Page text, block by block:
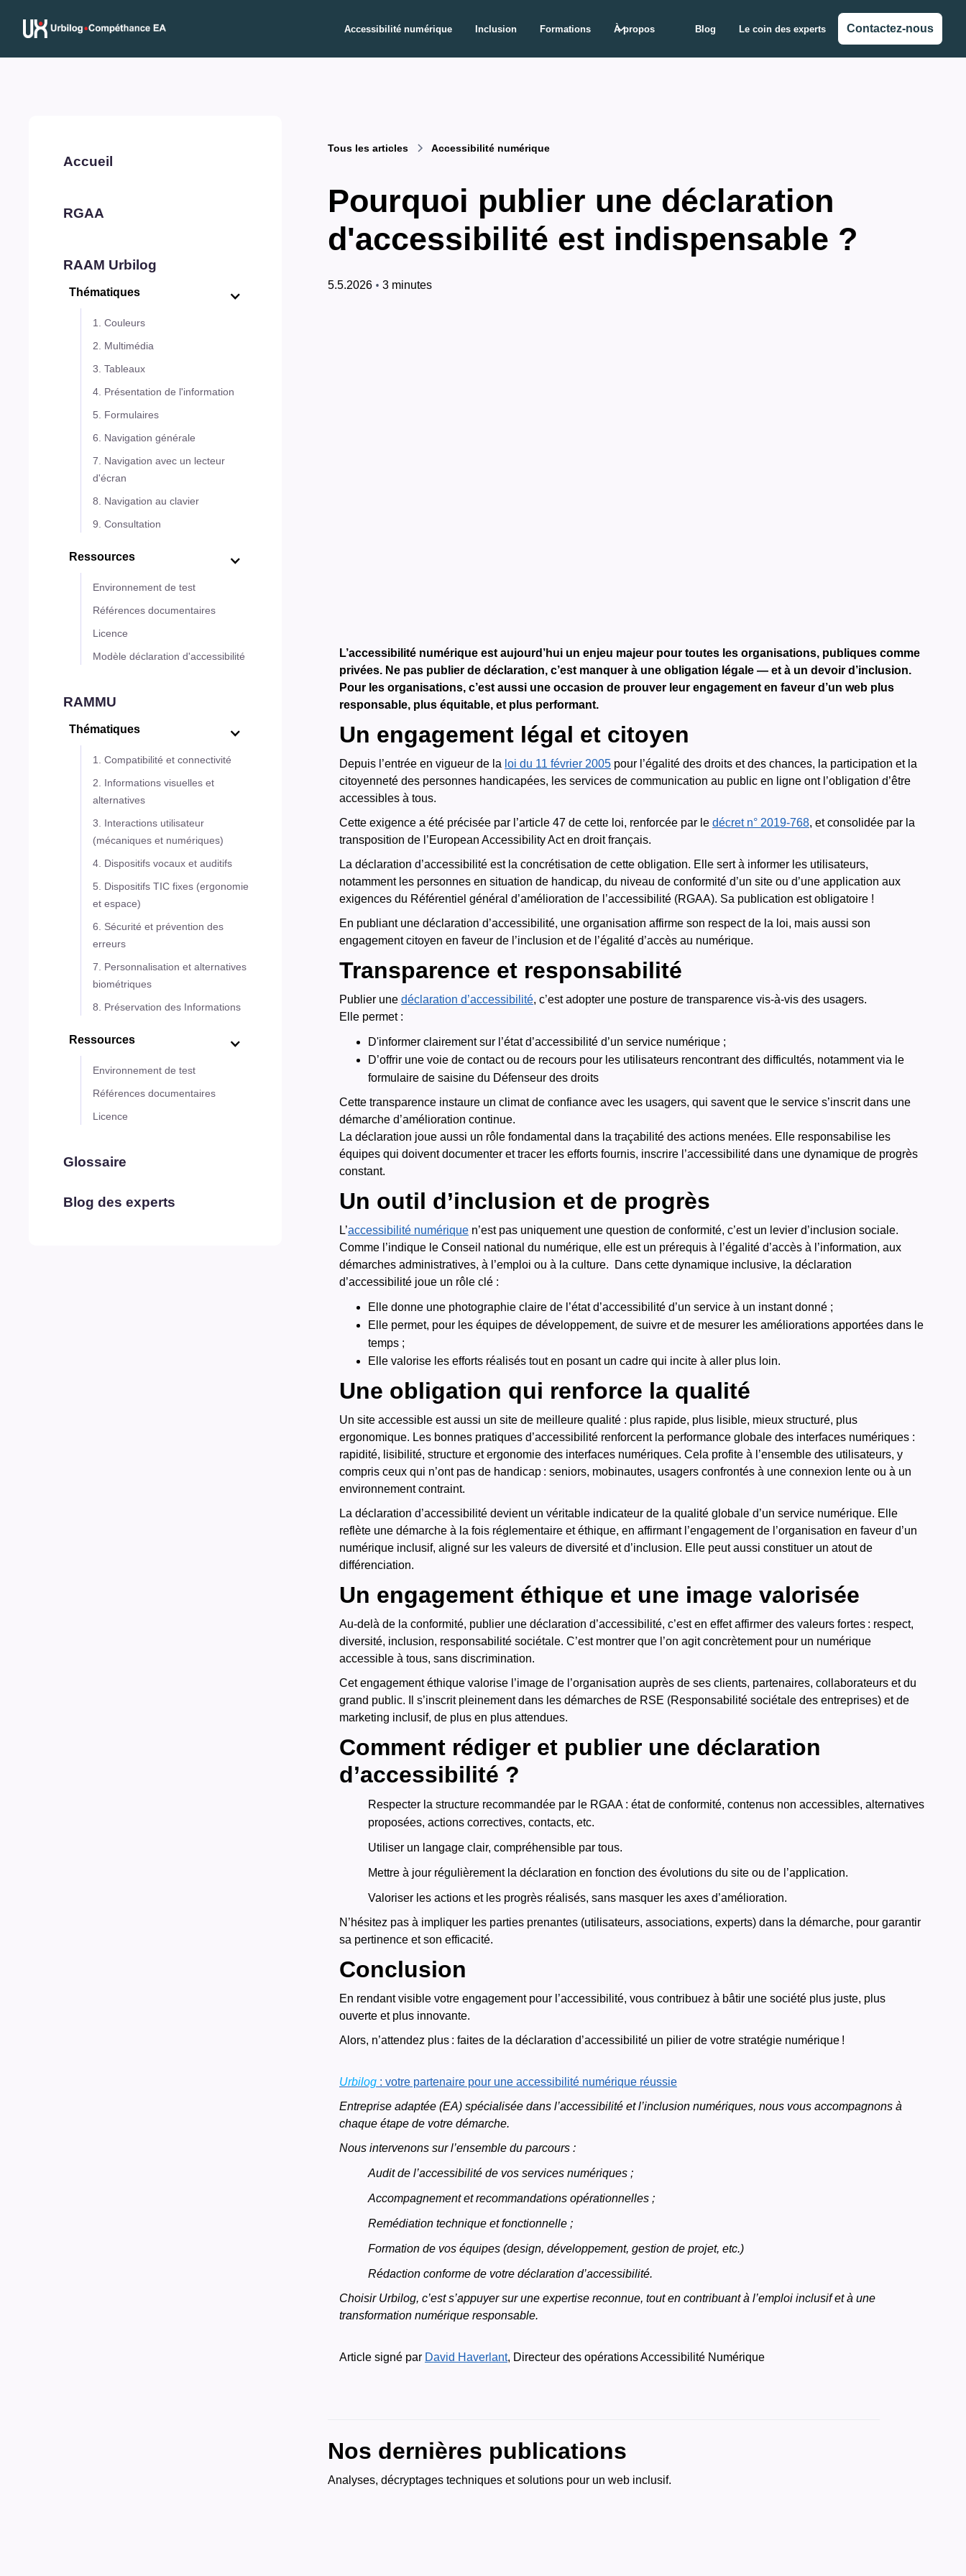
Accessibilité numérique Inclusion Formations À propos Blog Le coin des experts Contactez-nous
Accueil
RGAA
RAAM Urbilog
Thématiques
1. Couleurs
2. Multimédia
3. Tableaux
4. Présentation de l'information
5. Formulaires
6. Navigation générale
7. Navigation avec un lecteur
d'écran
8. Navigation au clavier
9. Consultation
Ressources
Environnement de test
Références documentaires
Licence
Modèle déclaration d'accessibilité
RAMMU
Thématiques
1. Compatibilité et connectivité
2. Informations visuelles et
alternatives
3. Interactions utilisateur
(mécaniques et numériques)
4. Dispositifs vocaux et auditifs
5. Dispositifs TIC fixes (ergonomie
et espace)
6. Sécurité et prévention des
erreurs
7. Personnalisation et alternatives
biométriques
8. Préservation des Informations
Ressources
Environnement de test
Références documentaires
Licence
Glossaire
Blog des experts
Tous les articles Accessibilité numérique
Pourquoi publier une déclaration
d'accessibilité est indispensable ?
5.5.2026 • 3 minutes
L’accessibilité numérique est aujourd’hui un enjeu majeur pour toutes les organisations, publiques comme
privées. Ne pas publier de déclaration, c’est manquer à une obligation légale — et à un devoir d’inclusion.
Pour les organisations, c’est aussi une occasion de prouver leur engagement en faveur d’un web plus
responsable, plus équitable, et plus performant.
Un engagement légal et citoyen
Depuis l’entrée en vigueur de la loi du 11 février 2005 pour l’égalité des droits et des chances, la participation et la
citoyenneté des personnes handicapées, les services de communication au public en ligne ont l’obligation d’être
accessibles à tous.
Cette exigence a été précisée par l’article 47 de cette loi, renforcée par le décret n° 2019-768, et consolidée par la
transposition de l’European Accessibility Act en droit français.
La déclaration d’accessibilité est la concrétisation de cette obligation. Elle sert à informer les utilisateurs,
notamment les personnes en situation de handicap, du niveau de conformité d’un site ou d’une application aux
exigences du Référentiel général d’amélioration de l’accessibilité (RGAA). Sa publication est obligatoire !
En publiant une déclaration d’accessibilité, une organisation affirme son respect de la loi, mais aussi son
engagement citoyen en faveur de l’inclusion et de l’égalité d’accès au numérique.
Transparence et responsabilité
Publier une déclaration d’accessibilité, c’est adopter une posture de transparence vis-à-vis des usagers.
Elle permet :
D'informer clairement sur l’état d’accessibilité d’un service numérique ;
D’offrir une voie de contact ou de recours pour les utilisateurs rencontrant des difficultés, notamment via le
formulaire de saisine du Défenseur des droits
Cette transparence instaure un climat de confiance avec les usagers, qui savent que le service s’inscrit dans une
démarche d’amélioration continue.
La déclaration joue aussi un rôle fondamental dans la traçabilité des actions menées. Elle responsabilise les
équipes qui doivent documenter et tracer les efforts fournis, inscrire l’accessibilité dans une dynamique de progrès
constant.
Un outil d’inclusion et de progrès
L’accessibilité numérique n’est pas uniquement une question de conformité, c’est un levier d’inclusion sociale.
Comme l’indique le Conseil national du numérique, elle est un prérequis à l’égalité d’accès à l’information, aux
démarches administratives, à l’emploi ou à la culture. Dans cette dynamique inclusive, la déclaration
d’accessibilité joue un rôle clé :
Elle donne une photographie claire de l’état d’accessibilité d’un service à un instant donné ;
Elle permet, pour les équipes de développement, de suivre et de mesurer les améliorations apportées dans le
temps ;
Elle valorise les efforts réalisés tout en posant un cadre qui incite à aller plus loin.
Une obligation qui renforce la qualité
Un site accessible est aussi un site de meilleure qualité : plus rapide, plus lisible, mieux structuré, plus
ergonomique. Les bonnes pratiques d’accessibilité renforcent la performance globale des interfaces numériques :
rapidité, lisibilité, structure et ergonomie des interfaces numériques. Cela profite à l’ensemble des utilisateurs, y
compris ceux qui n’ont pas de handicap : seniors, mobinautes, usagers confrontés à une connexion lente ou à un
environnement contraint.
La déclaration d’accessibilité devient un véritable indicateur de la qualité globale d’un service numérique. Elle
reflète une démarche à la fois réglementaire et éthique, en affirmant l’engagement de l’organisation en faveur d’un
numérique inclusif, aligné sur les valeurs de diversité et d’inclusion. Elle peut aussi constituer un atout de
différenciation.
Un engagement éthique et une image valorisée
Au-delà de la conformité, publier une déclaration d’accessibilité, c’est en effet affirmer des valeurs fortes : respect,
diversité, inclusion, responsabilité sociétale. C’est montrer que l’on agit concrètement pour un numérique
accessible à tous, sans discrimination.
Cet engagement éthique valorise l’image de l’organisation auprès de ses clients, partenaires, collaborateurs et du
grand public. Il s’inscrit pleinement dans les démarches de RSE (Responsabilité sociétale des entreprises) et de
marketing inclusif, de plus en plus attendues.
Comment rédiger et publier une déclaration
d’accessibilité ?
Respecter la structure recommandée par le RGAA : état de conformité, contenus non accessibles, alternatives
proposées, actions correctives, contacts, etc.
Utiliser un langage clair, compréhensible par tous.
Mettre à jour régulièrement la déclaration en fonction des évolutions du site ou de l’application.
Valoriser les actions et les progrès réalisés, sans masquer les axes d’amélioration.
N’hésitez pas à impliquer les parties prenantes (utilisateurs, associations, experts) dans la démarche, pour garantir
sa pertinence et son efficacité.
Conclusion
En rendant visible votre engagement pour l’accessibilité, vous contribuez à bâtir une société plus juste, plus
ouverte et plus innovante.
Alors, n’attendez plus : faites de la déclaration d’accessibilité un pilier de votre stratégie numérique !
Urbilog : votre partenaire pour une accessibilité numérique réussie
Entreprise adaptée (EA) spécialisée dans l’accessibilité et l’inclusion numériques, nous vous accompagnons à
chaque étape de votre démarche.
Nous intervenons sur l’ensemble du parcours :
Audit de l’accessibilité de vos services numériques ;
Accompagnement et recommandations opérationnelles ;
Remédiation technique et fonctionnelle ;
Formation de vos équipes (design, développement, gestion de projet, etc.)
Rédaction conforme de votre déclaration d’accessibilité.
Choisir Urbilog, c’est s’appuyer sur une expertise reconnue, tout en contribuant à l’emploi inclusif et à une
transformation numérique responsable.
Article signé par David Haverlant, Directeur des opérations Accessibilité Numérique
Nos dernières publications
Analyses, décryptages techniques et solutions pour un web inclusif.